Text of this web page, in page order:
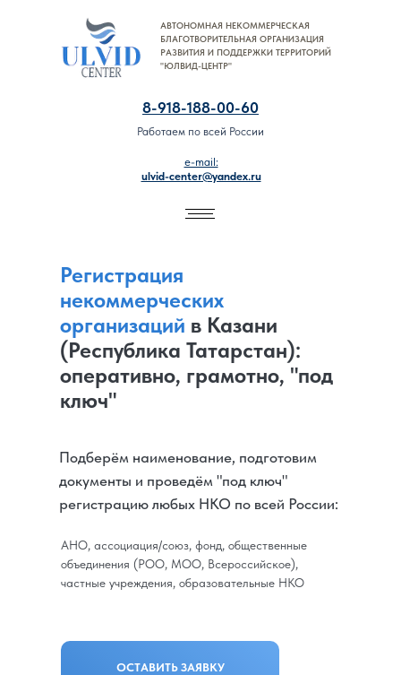
АВТОНОМНАЯ НЕКОММЕРЧЕСКАЯ
БЛАГОТВОРИТЕЛЬНАЯ ОРГАНИЗАЦИЯ
РАЗВИТИЯ И ПОДДЕРЖКИ ТЕРРИТОРИЙ
"ЮЛВИД-ЦЕНТР"
8-918-188-00-60
Работаем по всей России
e-mail:
ulvid-center@yandex.ru
8-918-188-00-60
Регистрация
некоммерческих
организаций в Казани
(Республика Татарстан):
оперативно, грамотно, "под
ключ"
ОСТАВИТЬ ЗАЯВКУ
Подберём наименование, подготовим
документы и проведём "под ключ"
регистрацию любых НКО по всей России:
АНО, ассоциация/союз, фонд, общественные
объединения (РОО, МОО, Всероссийское),
частные учреждения, образовательные НКО